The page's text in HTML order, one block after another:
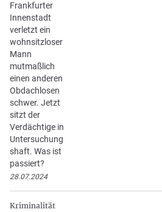
Frankfurter
Innenstadt
verletzt ein
wohnsitzloser
Mann
mutmaßlich
einen anderen
Obdachlosen
schwer. Jetzt
sitzt der
Verdächtige in
Untersuchung
shaft. Was ist
passiert?
28.07.2024
Kriminalität